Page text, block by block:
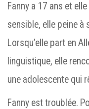
Fanny a 17 ans et
sensible, elle peine à
Lorsqu’elle part en
linguistique, elle
une adolescente qui
Fanny est troublée.